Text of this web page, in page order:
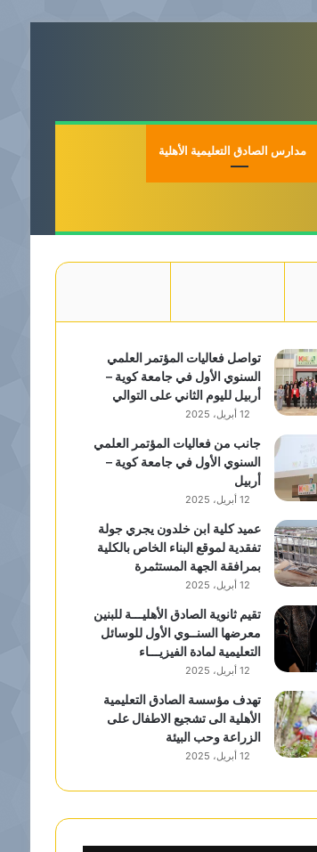
مدارس الصادق التعليمية الأهلية
تواصل فعاليات المؤتمر العلمي
السنوي الأول في جامعة كوية –
أربيل لليوم الثاني على التوالي
12 أبريل، 2025
جانب من فعاليات المؤتمر العلمي
السنوي الأول في جامعة كوية –
أربيل
12 أبريل، 2025
عميد كلية ابن خلدون يجري جولة
تفقدية لموقع البناء الخاص بالكلية
بمرافقة الجهة المستثمرة
12 أبريل، 2025
تقيم ثانوية الصادق الأهليـــة للبنين
معرضها السنــوي الأول للوسائل
التعليمية لمادة الفيزيـــاء
12 أبريل، 2025
تهدف مؤسسة الصادق التعليمية
الأهلية الى تشجيع الاطفال على
الزراعة وحب البيئة
12 أبريل، 2025